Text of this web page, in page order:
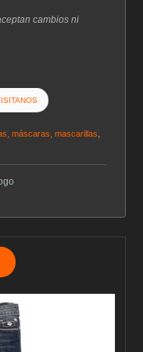
cambios ni
máscaras, mascarillas,